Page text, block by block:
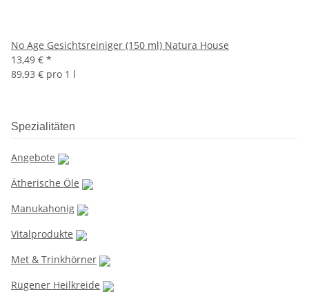
No Age Gesichtsreiniger (150 ml) Natura House
13,49 € *
89,93 € pro 1 l
Spezialitäten
Angebote
Ätherische Öle
Manukahonig
Vitalprodukte
Met & Trinkhörner
Rügener Heilkreide